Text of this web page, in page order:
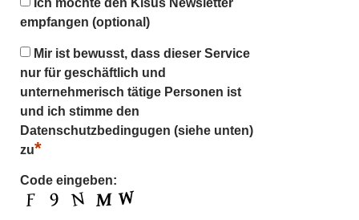
Ich möchte den Kisus Newsletter
empfangen (optional)
Mir ist bewusst, dass dieser Service
nur für geschäftlich und
unternehmerisch tätige Personen ist
und ich stimme den
Datenschutzbedingugen (siehe unten)
zu*
Code eingeben: